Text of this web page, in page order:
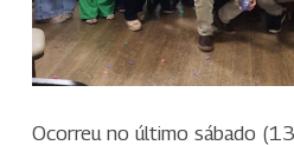
Ocorreu no último sábado